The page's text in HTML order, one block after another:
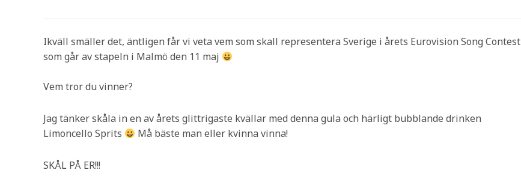
Ikväll smäller det, äntligen får vi veta vem som skall representera Sverige i årets Eurovision Song Contest
som går av stapeln i Malmö den 11 maj
Vem tror du vinner?
Jag tänker skåla in en av årets glittrigaste kvällar med denna gula och härligt bubblande drinken
Limoncello Sprits
Må bäste man eller kvinna vinna!
SKÅL PÅ ER!!!